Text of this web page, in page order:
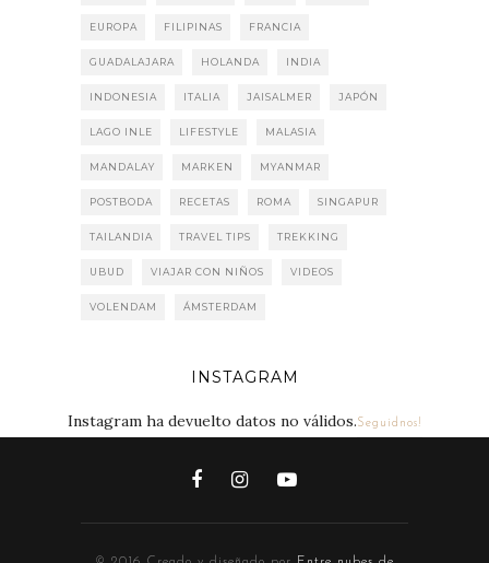
EUROPA FILIPINAS FRANCIA
GUADALAJARA HOLANDA INDIA
INDONESIA ITALIA JAISALMER JAPÓN
LAGO INLE LIFESTYLE MALASIA
MANDALAY MARKEN MYANMAR
POSTBODA RECETAS ROMA SINGAPUR
TAILANDIA TRAVEL TIPS TREKKING
UBUD VIAJAR CON NIÑOS VIDEOS
VOLENDAM ÁMSTERDAM
INSTAGRAM
Instagram ha devuelto datos no válidos.Seguidnos!